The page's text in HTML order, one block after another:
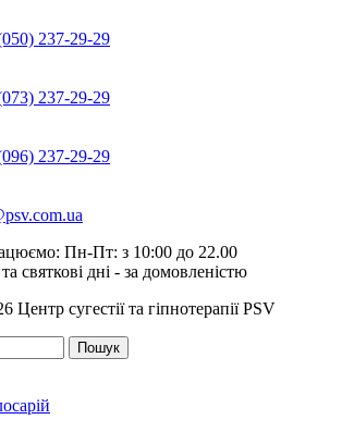
237-29-29
237-29-29
237-29-29
Пн-Пт: з 10:00 до 22.00
святкові дні - за домовленістю
Центр сугестії та гіпнотерапії PSV
Пошук